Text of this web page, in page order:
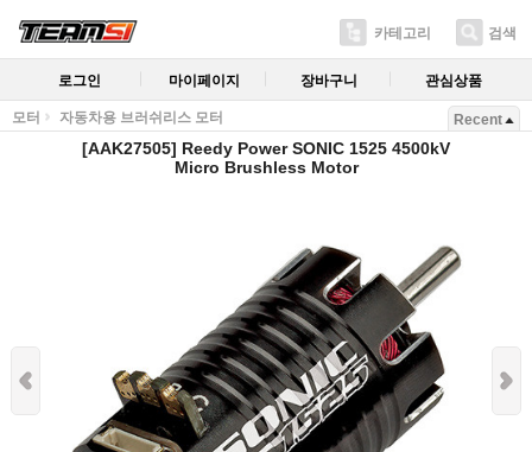
카테고리 검색
로그인 마이페이지 장바구니 관심상품
모터 자동차용 브러쉬리스 모터 Recent
[AAK27505] Reedy Power SONIC 1525 4500kV
Micro Brushless Motor